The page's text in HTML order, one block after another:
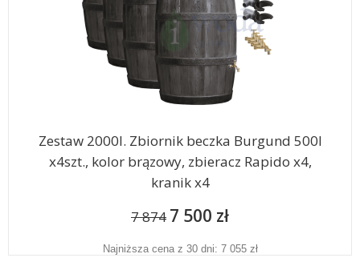
Zestaw 2000l. Zbiornik beczka Burgund 500l
x4szt., kolor brązowy, zbieracz Rapido x4,
kranik x4
7 874 7 500 zł
Najniższa cena z 30 dni: 7 055 zł